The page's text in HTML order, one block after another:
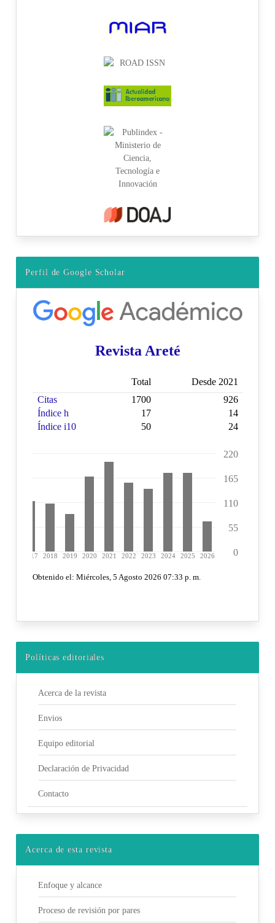
Perfil de Google Scholar
Políticas editoriales
Acerca de la revista
Envios
Equipo editorial
Declaración de Privacidad
Contacto
Acerca de esta revista
Enfoque y alcance
Proceso de revisión por pares